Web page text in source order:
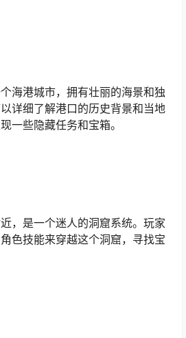
海港城市，拥有壮丽的海景和独
详细了解港口的历史背景和当地
一些隐藏任务和宝箱。
，是一个迷人的洞窟系统。玩家
色技能来穿越这个洞窟，寻找宝